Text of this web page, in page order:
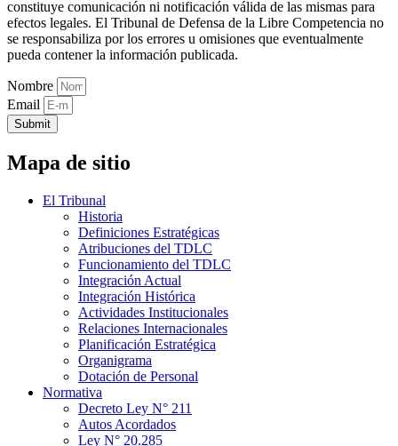
constituye comunicación ni notificación válida de las mismas para
efectos legales. El Tribunal de Defensa de la Libre Competencia no
se responsabiliza por los errores u omisiones que eventualmente
pueda contener la información publicada.
Nombre
Email
Submit
Mapa de sitio
El Tribunal
Historia
Definiciones Estratégicas
Atribuciones del TDLC
Funcionamiento del TDLC
Integración Actual
Integración Histórica
Actividades Institucionales
Relaciones Internacionales
Planificación Estratégica
Organigrama
Dotación de Personal
Normativa
Decreto Ley N° 211
Autos Acordados
Ley N° 20.285